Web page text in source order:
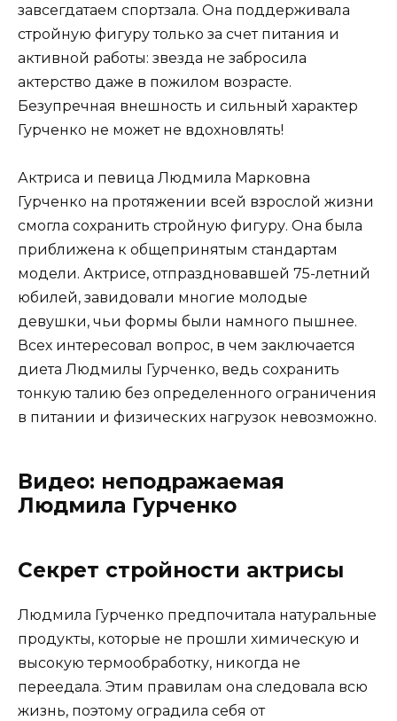
завсегдатаем спортзала. Она поддерживала
стройную фигуру только за счет питания и
активной работы: звезда не забросила
актерство даже в пожилом возрасте.
Безупречная внешность и сильный характер
Гурченко не может не вдохновлять!
Актриса и певица Людмила Марковна
Гурченко на протяжении всей взрослой жизни
смогла сохранить стройную фигуру. Она была
приближена к общепринятым стандартам
модели. Актрисе, отпраздновавшей 75-летний
юбилей, завидовали многие молодые
девушки, чьи формы были намного пышнее.
Всех интересовал вопрос, в чем заключается
диета Людмилы Гурченко, ведь сохранить
тонкую талию без определенного ограничения
в питании и физических нагрузок невозможно.
Видео: неподражаемая
Людмила Гурченко
Секрет стройности актрисы
Людмила Гурченко предпочитала натуральные
продукты, которые не прошли химическую и
высокую термообработку, никогда не
переедала. Этим правилам она следовала всю
жизнь, поэтому оградила себя от